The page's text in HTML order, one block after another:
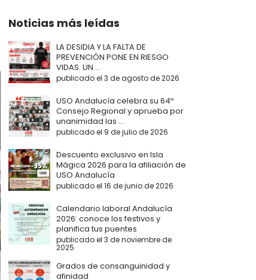
Noticias más leídas
LA DESIDIA Y LA FALTA DE
PREVENCIÓN PONE EN RIESGO
VIDAS: UN ...
publicado el 3 de agosto de 2026
USO Andalucía celebra su 64º
Consejo Regional y aprueba por
unanimidad las ...
publicado el 9 de julio de 2026
Descuento exclusivo en Isla
Mágica 2026 para la afiliación de
USO Andalucía
publicado el 16 de junio de 2026
Calendario laboral Andalucía
2026: conoce los festivos y
planifica tus puentes
publicado el 3 de noviembre de
2025
Grados de consanguinidad y
afinidad